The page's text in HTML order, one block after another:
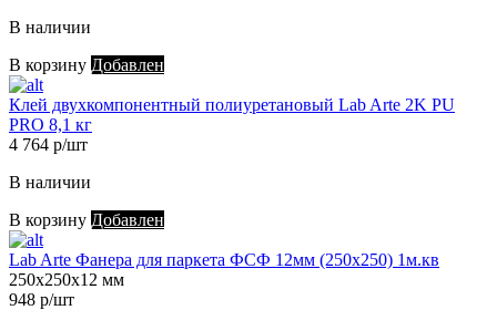
В наличии
В корзину Добавлен
Клей двухкомпонентный полиуретановый Lab Arte 2K PU
PRO 8,1 кг
4 764 р/шт
В наличии
В корзину Добавлен
Lab Arte Фанера для паркета ФСФ 12мм (250х250) 1м.кв
250х250х12 мм
948 р/шт